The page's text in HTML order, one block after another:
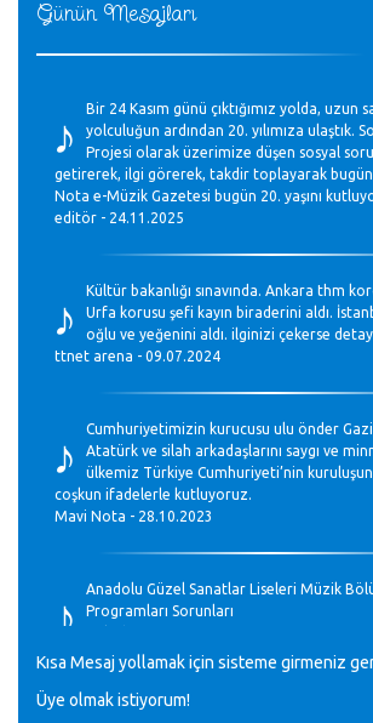
Günün Mesajları
♪
Bir 24 Kasım günü çıktığımız yolda, uzun
yolculuğun ardından 20. yılımıza ulaştık.
Projesi olarak üzerimize düşen sosyal
getirerek, ilgi görerek, takdir toplayarak
Nota e-Müzik Gazetesi bugün 20. yaşını
editör - 24.11.2025
♪
Kültür bakanlığı sınavında. Ankara thm
Urfa korusu şefi kayın biraderini aldı.
oğlu ve yeğenini aldı. ilginizi çekerse
ttnet arena - 09.07.2024
♪
Cumhuriyetimizin kurucusu ulu önder
Atatürk ve silah arkadaşlarını saygı ve
ülkemiz Türkiye Cumhuriyeti’nin
coşkun ifadelerle kutluyoruz.
Mavi Nota - 28.10.2023
♪
Anadolu Güzel Sanatlar Liseleri Müzik
Programları Sorunları
GEÇMİŞ OLSUN TÜRKİYE!
Kısa Mesaj yollamak için sisteme girmeniz
Üye olmak istiyorum!